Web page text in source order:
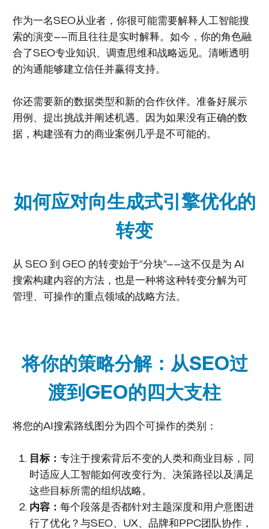
作为一名SEO从业者，你很可能需要解释人工智能搜
索的演变——而且往往是实时解释。如今，你的角色融
合了SEO专业知识、调查思维和战略远见。清晰透明
的沟通能够建立信任并赢得支持。
你还需要新的数据类型和新的合作伙伴。准备好展示
用例、提出挑战并阐述机遇。因为如果没有正确的数
据，构建强有力的商业案例几乎是不可能的。
如何应对向生成式引擎优化的
转变
从 SEO 到 GEO 的转变始于“分块”——这不仅是为 AI
搜索构建内容的方法，也是一种将这种转变分解为可
管理、可操作的重点领域的战略方法。
将你的策略分解：从SEO过
渡到GEO的四大支柱
将您的AI搜索路线图分为四个可操作的类别：
目标： 专注于搜索背后不变的人类和商业目标，同
时适应人工智能如何改变行为、决策路径以及满足
这些目标所需的组织战略。
内容： 每个段落是否都针对主题深度和用户意图进
行了优化？与SEO、UX、品牌和PPC团队协作，